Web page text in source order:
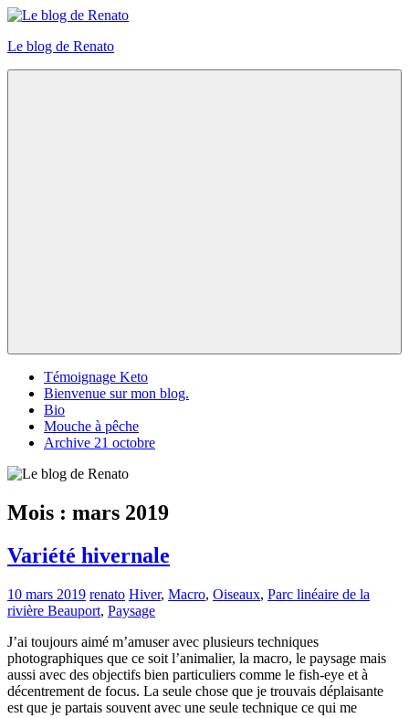
Skip
content
Le blog de Renato
Témoignage Keto
Bienvenue sur mon blog.
Bio
Mouche à pêche
Archive 21 octobre
Mois : mars 2019
Variété hivernale
10 mars 2019 renato Hiver, Macro, Oiseaux, Parc linéaire de la
rivière Beauport, Paysage
J’ai toujours aimé m’amuser avec plusieurs techniques
photographiques que ce soit l’animalier, la macro, le paysage mais
aussi avec des objectifs bien particuliers comme le fish-eye et à
décentrement de focus. La seule chose que je trouvais déplaisante
est que je partais souvent avec une seule technique ce qui me